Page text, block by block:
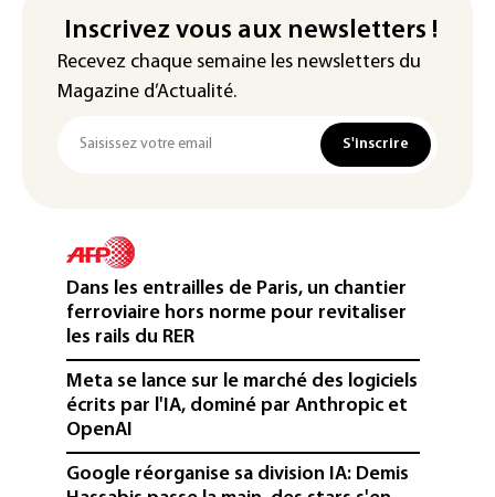
Inscrivez vous aux newsletters !
Recevez chaque semaine les newsletters du
Magazine d’Actualité.
S'inscrire
Dans les entrailles de Paris, un chantier
ferroviaire hors norme pour revitaliser
les rails du RER
Meta se lance sur le marché des logiciels
écrits par l'IA, dominé par Anthropic et
OpenAI
Google réorganise sa division IA: Demis